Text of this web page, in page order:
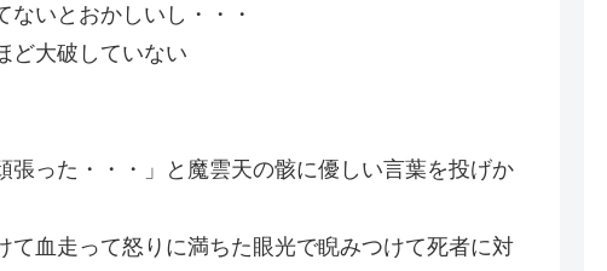
いとおかしいし・・・
ど大破していない
張った・・・」と魔雲天の骸に優しい言葉を投げか
血走って怒りに満ちた眼光で睨みつけて死者に対